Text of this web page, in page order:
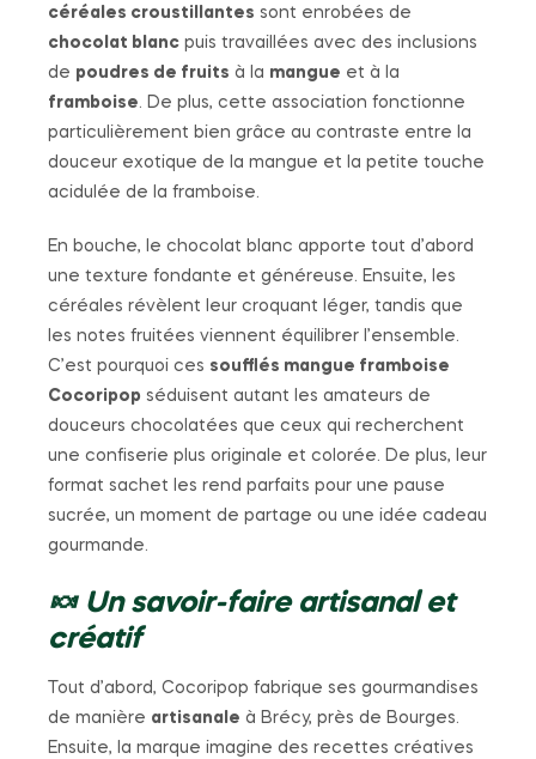
céréales croustillantes sont enrobées de
chocolat blanc puis travaillées avec des inclusions
de poudres de fruits à la mangue et à la
framboise. De plus, cette association fonctionne
particulièrement bien grâce au contraste entre la
douceur exotique de la mangue et la petite touche
acidulée de la framboise.
En bouche, le chocolat blanc apporte tout d’abord
une texture fondante et généreuse. Ensuite, les
céréales révèlent leur croquant léger, tandis que
les notes fruitées viennent équilibrer l’ensemble.
C’est pourquoi ces soufflés mangue framboise
Cocoripop séduisent autant les amateurs de
douceurs chocolatées que ceux qui recherchent
une confiserie plus originale et colorée. De plus, leur
format sachet les rend parfaits pour une pause
sucrée, un moment de partage ou une idée cadeau
gourmande.
🍬 Un savoir-faire artisanal et
créatif
Tout d’abord, Cocoripop fabrique ses gourmandises
de manière artisanale à Brécy, près de Bourges.
Ensuite, la marque imagine des recettes créatives